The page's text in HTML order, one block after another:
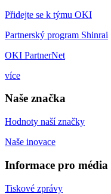
Přidejte se k týmu OKI
Partnerský program Shinrai
OKI PartnerNet
více
Naše značka
Hodnoty naší značky
Naše inovace
Informace pro média
Tiskové zprávy